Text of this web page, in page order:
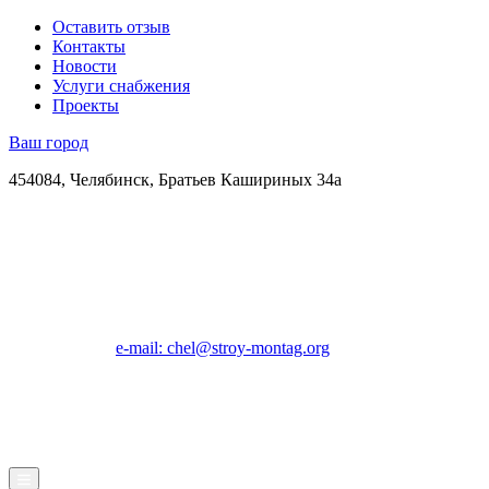
Оставить отзыв
Контакты
Новости
Услуги снабжения
Проекты
Ваш город
454084, Челябинск, Братьев Кашириных 34а
e-mail: chel@stroy-montag.org